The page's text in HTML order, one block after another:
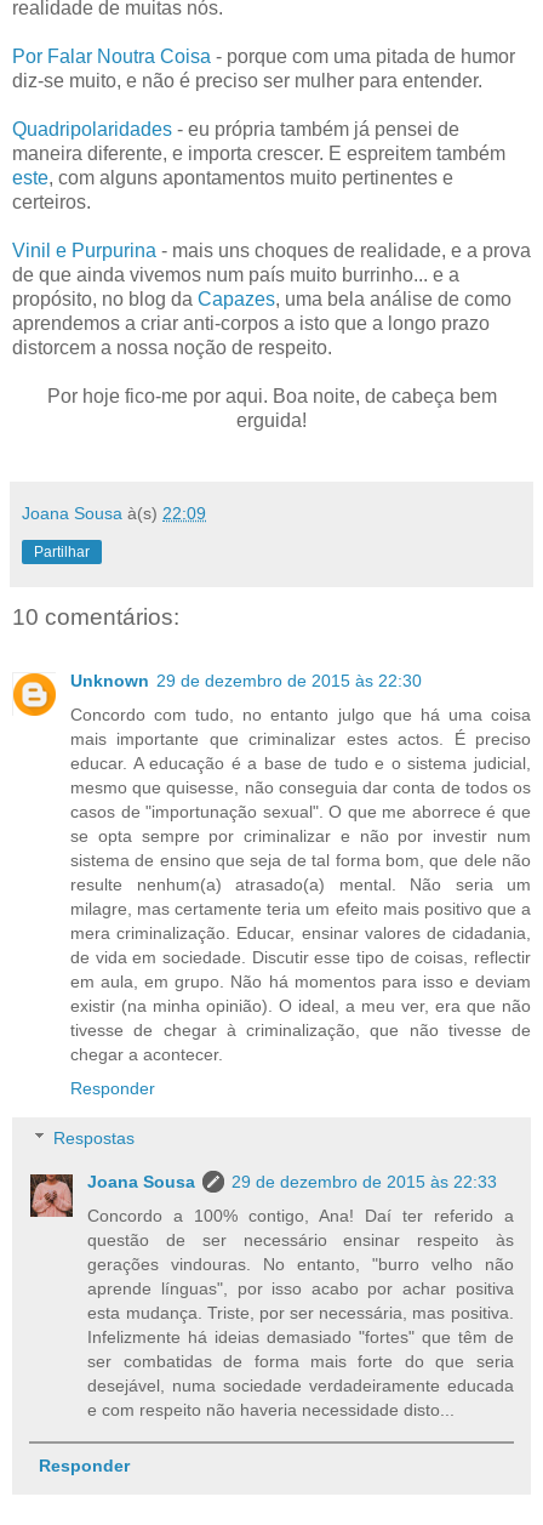
realidade de muitas nós.
Por Falar Noutra Coisa - porque com uma pitada de humor
diz-se muito, e não é preciso ser mulher para entender.
Quadripolaridades - eu própria também já pensei de
maneira diferente, e importa crescer. E espreitem também
este, com alguns apontamentos muito pertinentes e
certeiros.
Vinil e Purpurina - mais uns choques de realidade, e a prova
de que ainda vivemos num país muito burrinho... e a
propósito, no blog da Capazes, uma bela análise de como
aprendemos a criar anti-corpos a isto que a longo prazo
distorcem a nossa noção de respeito.
Por hoje fico-me por aqui. Boa noite, de cabeça bem
erguida!
Joana Sousa à(s) 22:09
Partilhar
10 comentários:
Unknown 29 de dezembro de 2015 às 22:30
Concordo com tudo, no entanto julgo que há uma coisa
mais importante que criminalizar estes actos. É preciso
educar. A educação é a base de tudo e o sistema judicial,
mesmo que quisesse, não conseguia dar conta de todos os
casos de "importunação sexual". O que me aborrece é que
se opta sempre por criminalizar e não por investir num
sistema de ensino que seja de tal forma bom, que dele não
resulte nenhum(a) atrasado(a) mental. Não seria um
milagre, mas certamente teria um efeito mais positivo que a
mera criminalização. Educar, ensinar valores de cidadania,
de vida em sociedade. Discutir esse tipo de coisas, reflectir
em aula, em grupo. Não há momentos para isso e deviam
existir (na minha opinião). O ideal, a meu ver, era que não
tivesse de chegar à criminalização, que não tivesse de
chegar a acontecer.
Responder
Respostas
Joana Sousa
29 de dezembro de 2015 às 22:33
Concordo a 100% contigo, Ana! Daí ter referido a
questão de ser necessário ensinar respeito às
gerações vindouras. No entanto, "burro velho não
aprende línguas", por isso acabo por achar positiva
esta mudança. Triste, por ser necessária, mas positiva.
Infelizmente há ideias demasiado "fortes" que têm de
ser combatidas de forma mais forte do que seria
desejável, numa sociedade verdadeiramente educada
e com respeito não haveria necessidade disto...
Responder